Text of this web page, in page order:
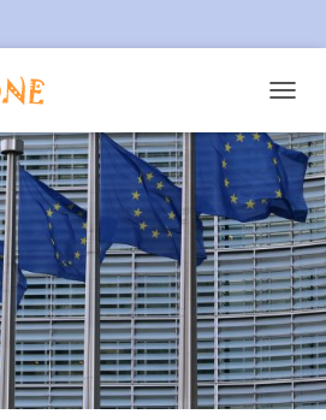
O
G
G
L
E
N
A
V
I
G
A
T
I